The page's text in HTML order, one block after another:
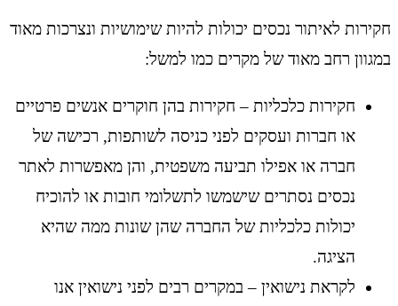
חקירות לאיתור נכסים יכולות להיות שימושיות ונצרכות מאוד
במגוון רחב מאוד של מקרים כמו למשל:
חקירות כלכליות – חקירות בהן חוקרים אנשים פרטיים
או חברות ועסקים לפני כניסה לשותפות, רכישה של
חברה או אפילו תביעה משפטית, והן מאפשרות לאתר
נכסים נסתרים שישמשו לתשלומי חובות או להוכיח
יכולות כלכליות של החברה שהן שונות ממה שהיא
הציגה.
לקראת נישואין – במקרים רבים לפני נישואין אנו